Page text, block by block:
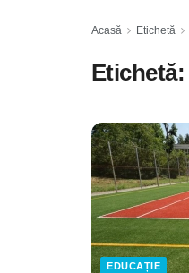
Acasă Etichetă
Etichetă:
EDUCAȚIE